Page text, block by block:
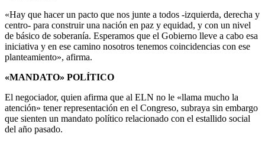
«Hay que hacer un pacto que nos junte a todos -izquierda, derecha y
centro- para construir una nación en paz y equidad, y con un nivel
de básico de soberanía. Esperamos que el Gobierno lleve a cabo esa
iniciativa y en ese camino nosotros tenemos coincidencias con ese
planteamiento», afirma.
«MANDATO» POLÍTICO
El negociador, quien afirma que al ELN no le «llama mucho la
atención» tener representación en el Congreso, subraya sin embargo
que sienten un mandato político relacionado con el estallido social
del año pasado.